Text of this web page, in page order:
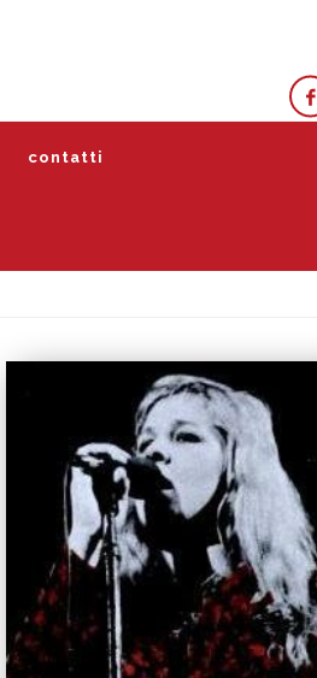
contatti